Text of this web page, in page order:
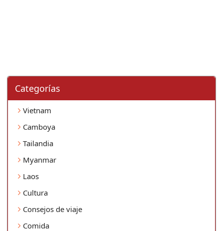
Categorí­as
Vietnam
Camboya
Tailandia
Myanmar
Laos
Cultura
Consejos de viaje
Comida